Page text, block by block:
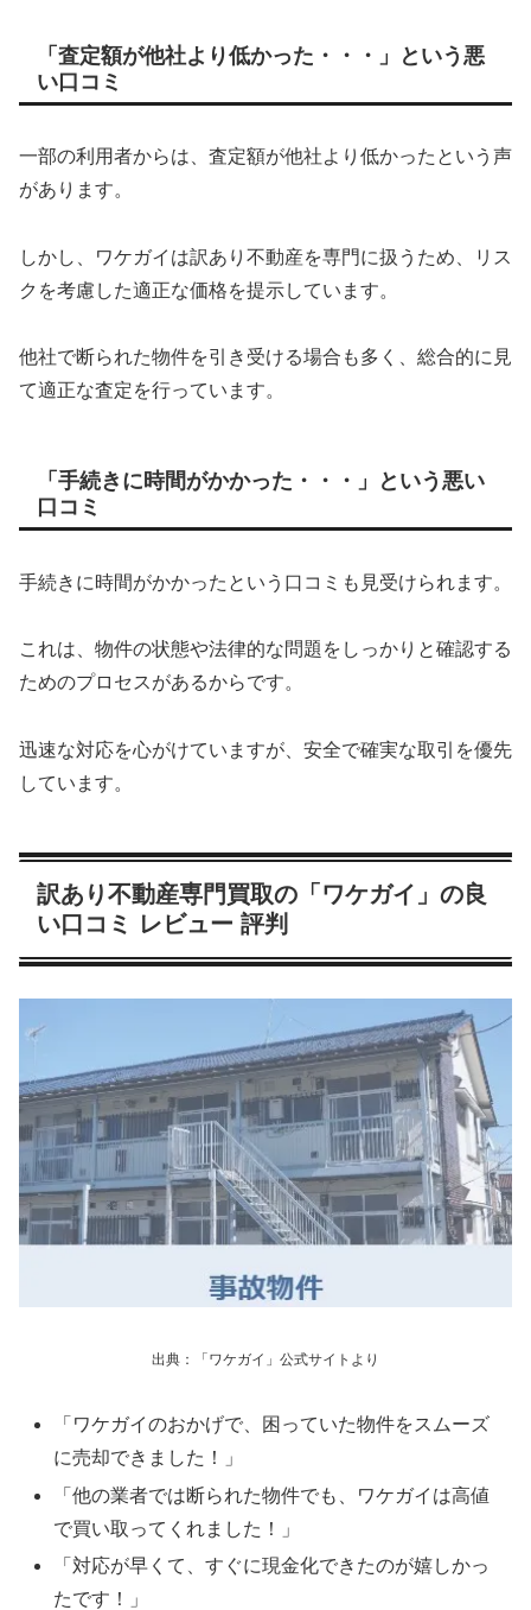
「査定額が他社より低かった・・・」という悪
い口コミ
一部の利用者からは、査定額が他社より低かったという声
があります。
しかし、ワケガイは訳あり不動産を専門に扱うため、リス
クを考慮した適正な価格を提示しています。
他社で断られた物件を引き受ける場合も多く、総合的に見
て適正な査定を行っています。
「手続きに時間がかかった・・・」という悪い
口コミ
手続きに時間がかかったという口コミも見受けられます。
これは、物件の状態や法律的な問題をしっかりと確認する
ためのプロセスがあるからです。
迅速な対応を心がけていますが、安全で確実な取引を優先
しています。
訳あり不動産専門買取の「ワケガイ」の良
い口コミ レビュー 評判
出典：「ワケガイ」公式サイトより
「ワケガイのおかげで、困っていた物件をスムーズ
に売却できました！」
「他の業者では断られた物件でも、ワケガイは高値
で買い取ってくれました！」
「対応が早くて、すぐに現金化できたのが嬉しかっ
たです！」